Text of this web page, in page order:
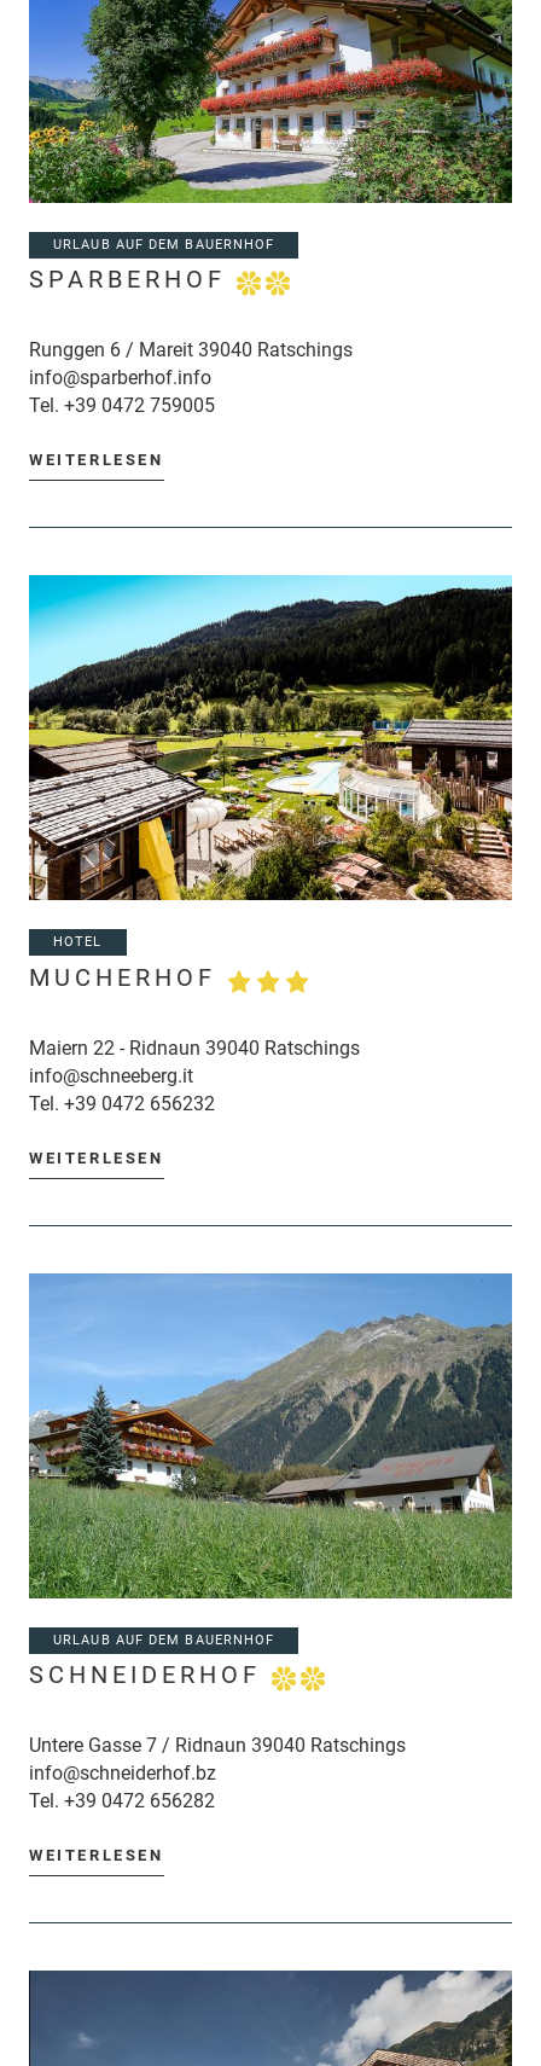
URLAUB AUF DEM BAUERNHOF
SPARBERHOF
Runggen 6 / Mareit 39040 Ratschings
info@sparberhof.info
Tel. +39 0472 759005
WEITERLESEN
HOTEL
MUCHERHOF
Maiern 22 - Ridnaun 39040 Ratschings
info@schneeberg.it
Tel. +39 0472 656232
WEITERLESEN
URLAUB AUF DEM BAUERNHOF
SCHNEIDERHOF
Untere Gasse 7 / Ridnaun 39040 Ratschings
info@schneiderhof.bz
Tel. +39 0472 656282
WEITERLESEN